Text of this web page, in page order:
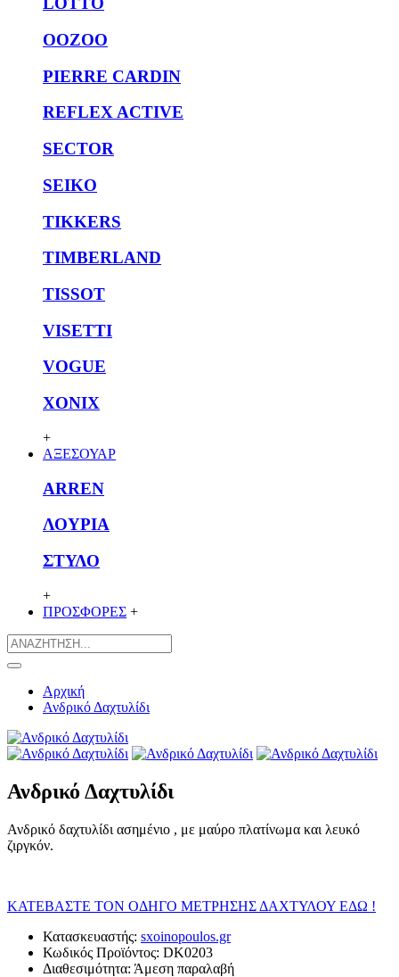
OOZOO
PIERRE CARDIN
REFLEX ACTIVE
SECTOR
SEIKO
TIKKERS
TIMBERLAND
TISSOT
VISETTI
VOGUE
XONIX
+
ΑΞΕΣΟΥΑΡ
ARREN
ΛΟΥΡΙΑ
ΣΤΥΛΟ
+
ΠΡΟΣΦΟΡΕΣ +
Αρχική
Ανδρικό Δαχτυλίδι
Ανδρικό Δαχτυλίδι
Ανδρικό δαχτυλίδι ασημένιο , με μαύρο πλατίνωμα και λευκό
ζιργκόν.
ΚΑΤΕΒΑΣΤΕ ΤΟΝ ΟΔΗΓΟ ΜΕΤΡΗΣΗΣ ΔΑΧΤΥΛΟΥ ΕΔΩ !
Κατασκευαστής: sxoinopoulos.gr
Κωδικός Προϊόντος: DK0203
Διαθεσιμότητα: Άμεση παραλαβή